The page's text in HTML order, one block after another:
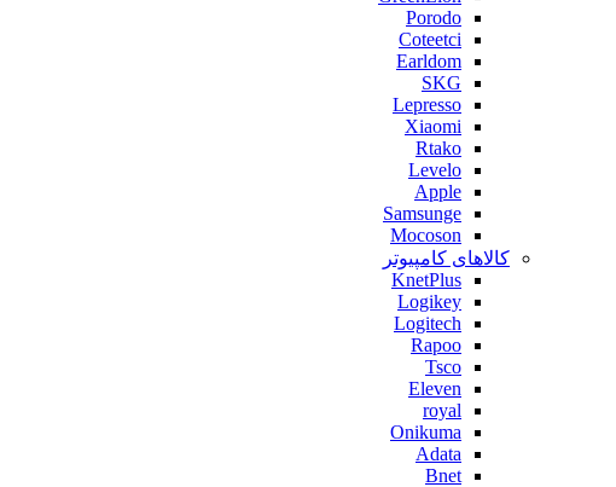
Porodo
Coteetci
Earldom
SKG
Lepresso
Xiaomi
Rtako
Levelo
Apple
Samsunge
Mocoson
کالاهای کامپیوتر
KnetPlus
Logikey
Logitech
Rapoo
Tsco
Eleven
royal
Onikuma
Adata
Bnet